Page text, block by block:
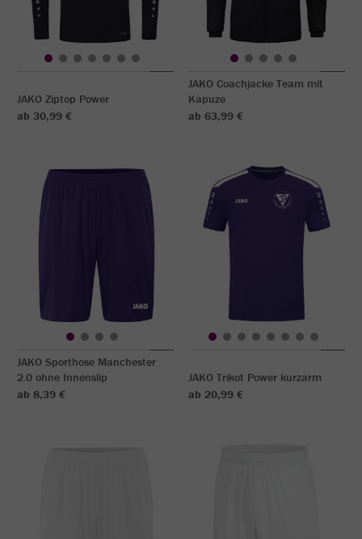
JAKO Ziptop Power
ab 30,99 €
JAKO Coachjacke Team mit
Kapuze
ab 63,99 €
JAKO Sporthose Manchester
2.0 ohne Innenslip
ab 8,39 €
JAKO Trikot Power kurzarm
ab 20,99 €